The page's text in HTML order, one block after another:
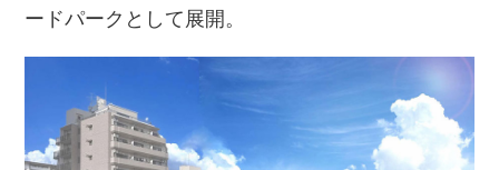
ードパークとして展開。